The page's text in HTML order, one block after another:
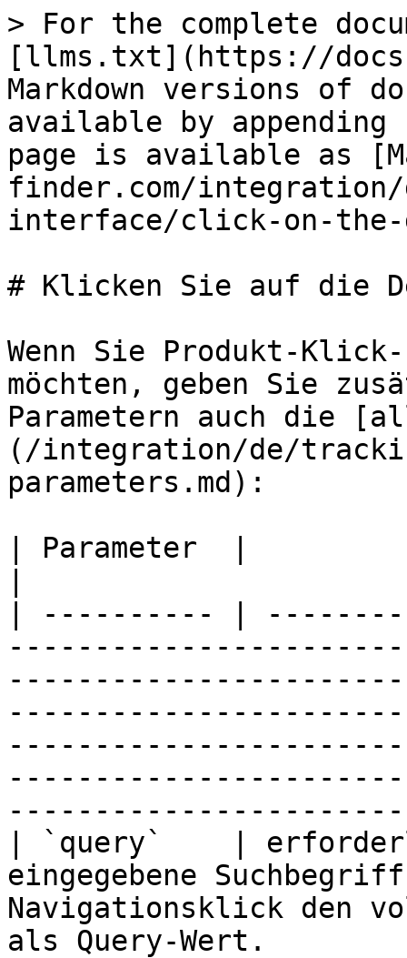
> For the complete
[llms.txt](https://
Markdown versions of
available by
page is available as
finder.com/
interface/click-on-the-
# Klicken Sie auf die
Wenn Sie Produkt-
möchten, geben Sie
Parametern auch die
(/integration/de/
parameters.md):
| Parameter  |
| ---------- |
| `query`    |
eingegebene
Navigationsklick den
als Query-Wert.